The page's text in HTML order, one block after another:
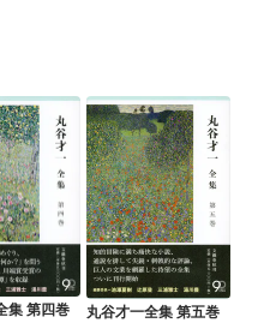
集 第四巻 丸谷才一全集 第五巻